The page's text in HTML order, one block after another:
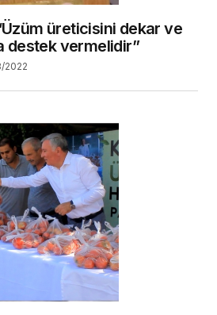
üreticisini dekar ve
destek vermelidir”
2022